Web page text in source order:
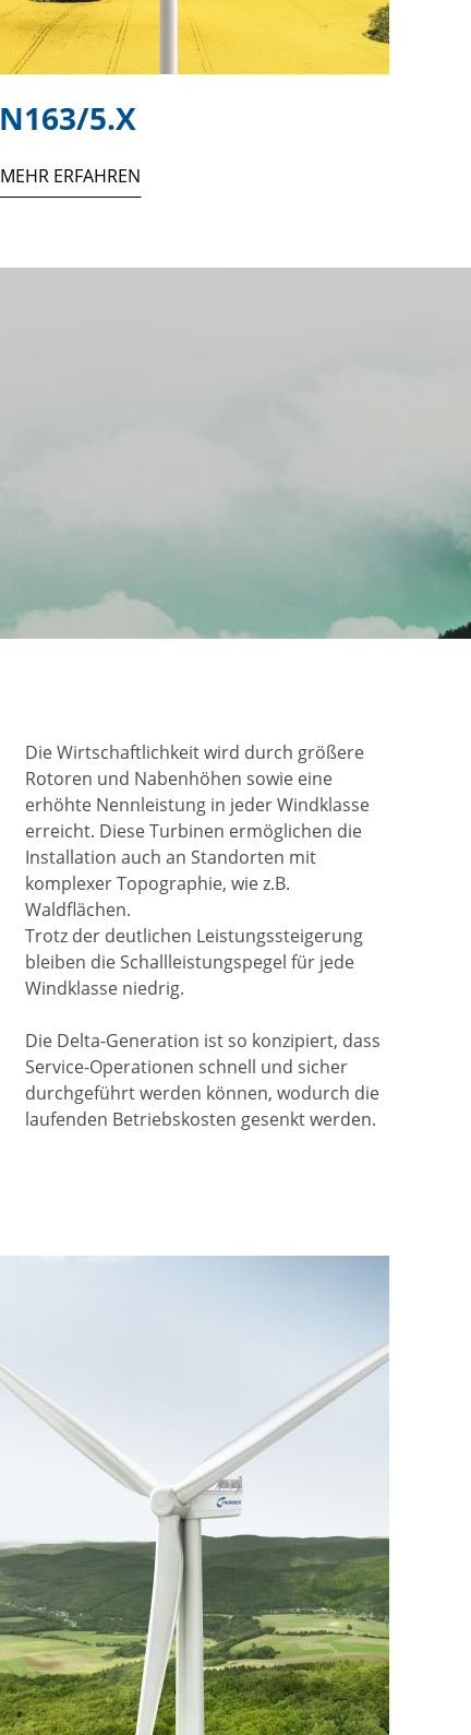
N163/5.X
MEHR ERFAHREN
Die Wirtschaftlichkeit wird durch größere
Rotoren und Nabenhöhen sowie eine
erhöhte Nennleistung in jeder Windklasse
erreicht. Diese Turbinen ermöglichen die
Installation auch an Standorten mit
komplexer Topographie, wie z.B.
Waldflächen.
Trotz der deutlichen Leistungssteigerung
bleiben die Schallleistungspegel für jede
Windklasse niedrig.
Die Delta-Generation ist so konzipiert, dass
Service-Operationen schnell und sicher
durchgeführt werden können, wodurch die
laufenden Betriebskosten gesenkt werden.